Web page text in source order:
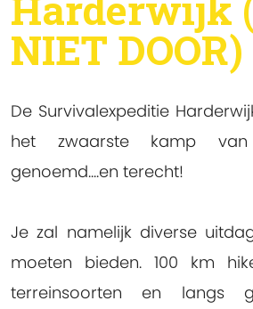
NIET DOOR)
De Survivalexpeditie
het zwaarste kamp
genoemd....en terecht!
Je zal namelijk diverse
moeten bieden. 100 km
terreinsoorten en langs